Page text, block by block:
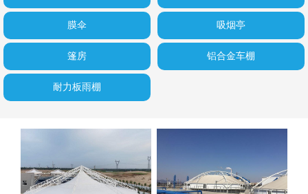
膜伞 吸烟亭
篷房 铝合金车棚
耐力板雨棚